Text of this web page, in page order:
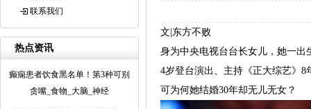
联系我们
热点资讯
癫痫患者饮食黑名单！第3种可别
贪嘴_食物_大脑_神经
文|东方不败
身为中央电视台台长女儿，她一出
4岁登台演出、主持《正大综艺》8
可为何她结婚30年却无儿无女？